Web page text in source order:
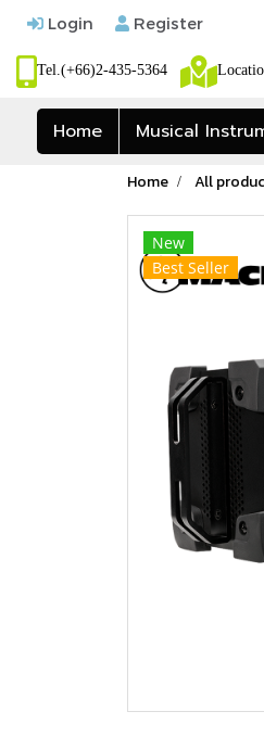
Login Register
Tel.(+66)2-435-5364
Home Musical
Home All
New
Best Seller